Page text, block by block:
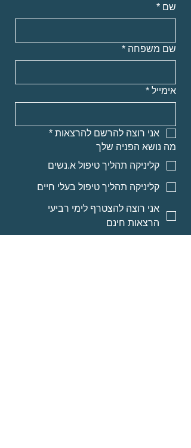
שם *
שם משפחה *
אימייל *
אני רוצה להרשם להרצאות *
מה נושא הפניה שלך
קליניקה תהליך טיפול א.נשים
קליניקה תהליך טיפול בעלי חיים
אני רוצה להצטרף לימי רביעי
הרצאות חינם